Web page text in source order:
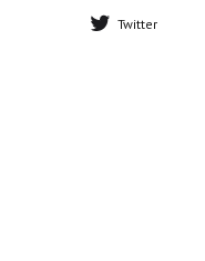
Twitter